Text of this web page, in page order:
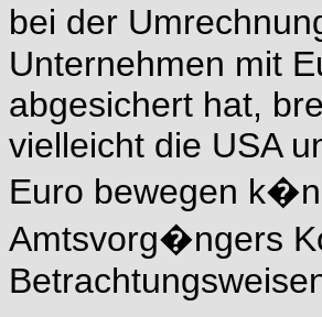
bei der
Unternehmen mit
abgesichert hat,
vielleicht die USA
Euro bewegen
Amtsvorg�ngers